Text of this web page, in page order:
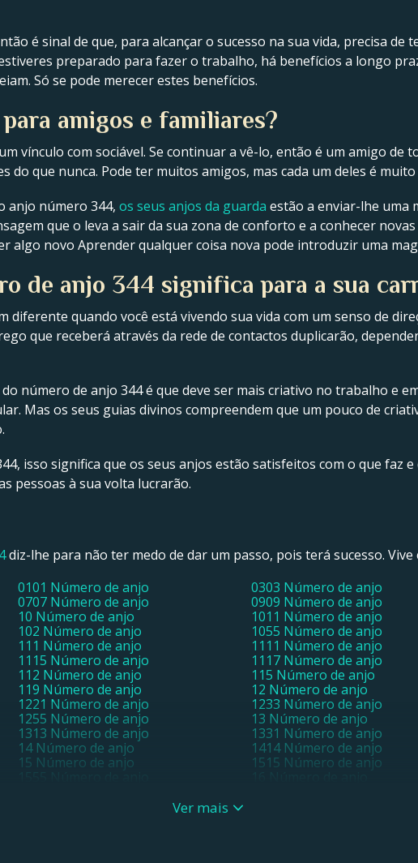
é sinal de que, para alcançar o sucesso na sua vida, precisa de
preparado para fazer o trabalho, há benefícios a longo
Só se pode merecer estes benefícios.
amigos e familiares?
vínculo com sociável. Se continuar a vê-lo, então é um amigo de
do que nunca. Pode ter muitos amigos, mas cada um deles é
anjo número 344, os seus anjos da guarda estão a enviar-lhe uma
que o leva a sair da sua zona de conforto e a conhecer
algo novo Aprender qualquer coisa nova pode introduzir uma
de anjo 344 significa para a sua
diferente quando você está vivendo sua vida com um senso de
que receberá através da rede de contactos duplicarão,
número de anjo 344 é que deve ser mais criativo no trabalho e
Mas os seus guias divinos compreendem que um pouco de
isso significa que os seus anjos estão satisfeitos com o que faz
pessoas à sua volta lucrarão.
diz-lhe para não ter medo de dar um passo, pois terá sucesso.
0101 Número de anjo
0303 Número de anjo
0707 Número de anjo
0909 Número de anjo
10 Número de anjo
1011 Número de anjo
102 Número de anjo
1055 Número de anjo
111 Número de anjo
1111 Número de anjo
1115 Número de anjo
1117 Número de anjo
112 Número de anjo
115 Número de anjo
119 Número de anjo
12 Número de anjo
1221 Número de anjo
1233 Número de anjo
1255 Número de anjo
13 Número de anjo
1313 Número de anjo
1331 Número de anjo
14 Número de anjo
1414 Número de anjo
15 Número de anjo
1515 Número de anjo
Ver mais